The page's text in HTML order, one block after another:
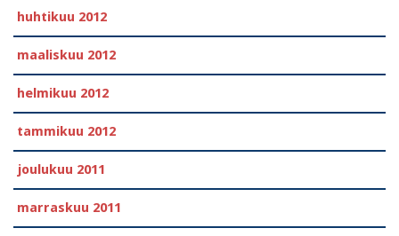
huhtikuu 2012
maaliskuu 2012
helmikuu 2012
tammikuu 2012
joulukuu 2011
marraskuu 2011